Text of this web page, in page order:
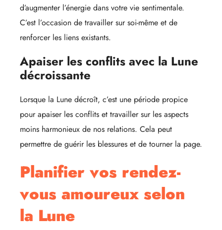
d’augmenter l’énergie dans votre vie sentimentale.
C’est l’occasion de travailler sur soi-même et de
renforcer les liens existants.
Apaiser les conflits avec la Lune
décroissante
Lorsque la Lune décroît, c’est une période propice
pour apaiser les conflits et travailler sur les aspects
moins harmonieux de nos relations. Cela peut
permettre de guérir les blessures et de tourner la page.
Planifier vos rendez-
vous amoureux selon
la Lune